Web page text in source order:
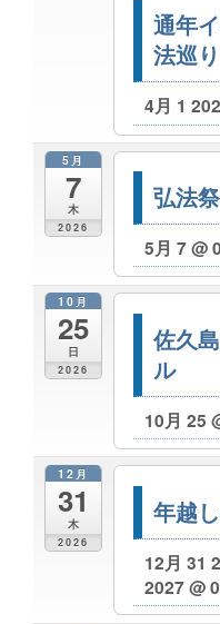
通年
法巡り
4月 1
5月
7
木
2026
弘法
5月 7 @
10月
25
日
2026
佐久
ル
10月 25
12月
31
木
2026
年越
12月 31
2027 @